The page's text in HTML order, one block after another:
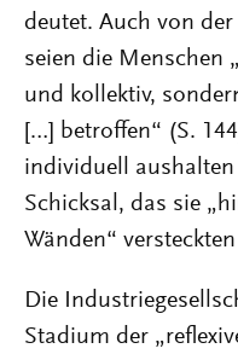
deutet. Auch von
seien die Menschen
und kollektiv,
[…] betroffen“ (S.
individuell
Schicksal, das sie
Wänden“
Die
Stadium der